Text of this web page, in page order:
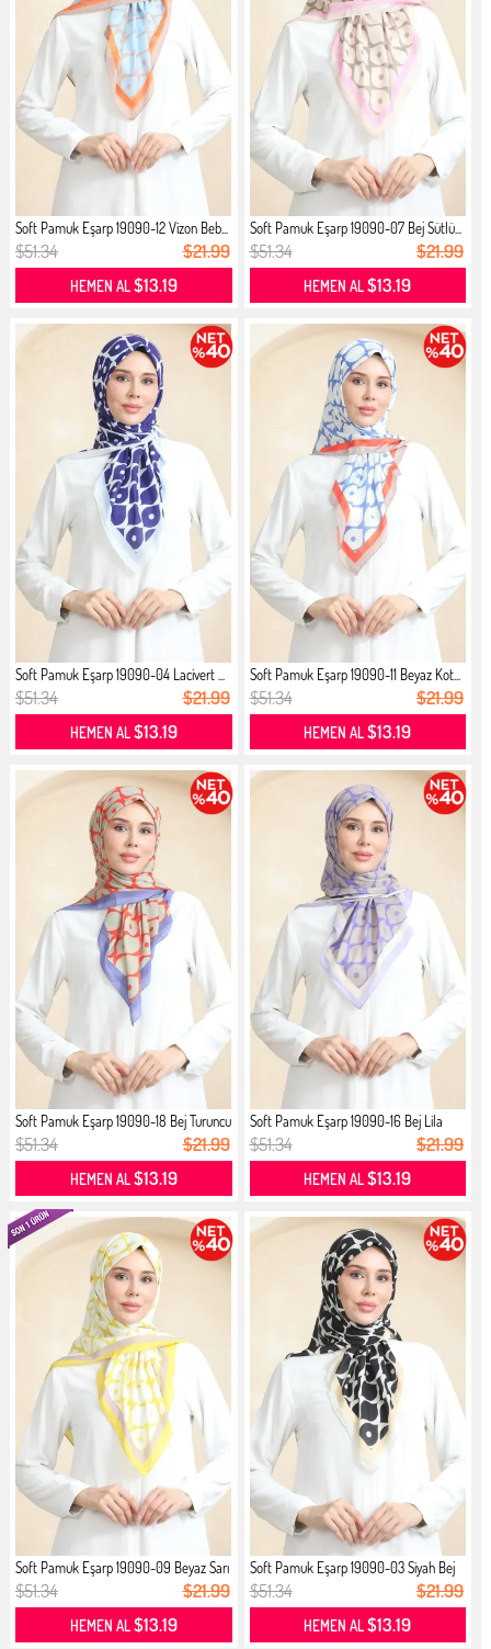
Soft Pamuk Eşarp 19090-12 Vizon Beb...
$51.34 $21.99
HEMEN AL$13.19
Soft Pamuk Eşarp 19090-07 Bej Sütlü...
$51.34 $21.99
HEMEN AL$13.19
Soft Pamuk Eşarp 19090-04 Lacivert ...
$51.34 $21.99
HEMEN AL$13.19
Soft Pamuk Eşarp 19090-11 Beyaz Kot...
$51.34 $21.99
HEMEN AL$13.19
Soft Pamuk Eşarp 19090-18 Bej Turuncu
$51.34 $21.99
HEMEN AL$13.19
Soft Pamuk Eşarp 19090-16 Bej Lila
$51.34 $21.99
HEMEN AL$13.19
Soft Pamuk Eşarp 19090-09 Beyaz Sarı
$51.34 $21.99
HEMEN AL$13.19
Soft Pamuk Eşarp 19090-03 Siyah Bej
$51.34 $21.99
HEMEN AL$13.19